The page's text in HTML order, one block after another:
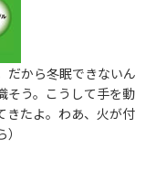
だから冬眠できないん
そう。こうして手を動
きたよ。わあ、火が付